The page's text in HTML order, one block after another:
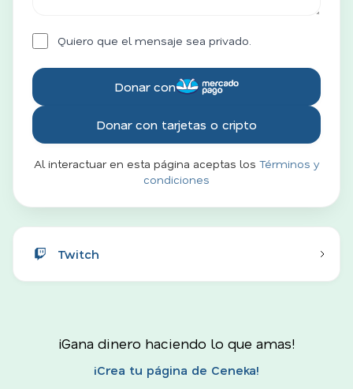
Quiero que el mensaje sea privado.
Donar con
Donar con tarjetas o cripto
Al interactuar en esta página aceptas los Términos y
condiciones
Twitch
¡Gana dinero haciendo lo que amas!
¡Crea tu página de Ceneka!